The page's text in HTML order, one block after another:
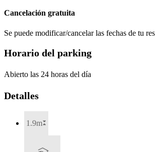
Cancelación gratuita
Se puede modificar/cancelar las fechas de tu
Horario del parking
Abierto las 24 horas del día
Detalles
1.9m